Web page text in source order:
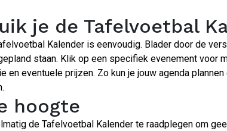
je de Tafelvoetbal
Kalender is eenvoudig. Blader door de
staan. Klik op een specifiek evenement voor
en eventuele prijzen. Zo kun je jouw agenda
hoogte
de Tafelvoetbal Kalender te raadplegen om